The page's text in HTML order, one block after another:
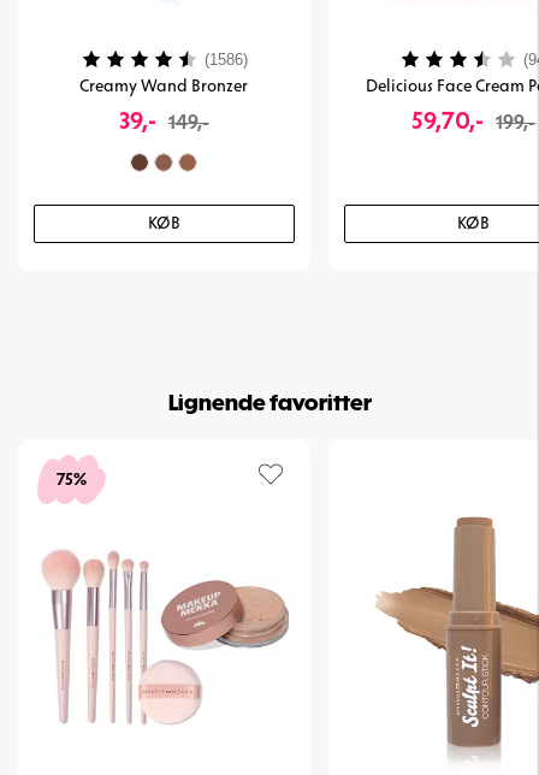
Creamy Wand Bronzer
39,- 149,-
KØB
Vurdering: (1586) 4.1 ud af 5 stjerner
Delicious Face Cream
59,70,- 199,-
KØB
Vurdering:
Lignende favoritter
75%